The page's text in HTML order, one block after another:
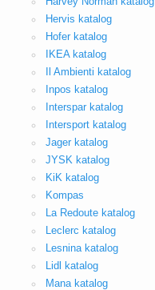
Hervis katalog
Hofer katalog
IKEA katalog
Il Ambienti katalog
Inpos katalog
Interspar katalog
Intersport katalog
Jager katalog
JYSK katalog
KiK katalog
Kompas
La Redoute katalog
Leclerc katalog
Lesnina katalog
Lidl katalog
Mana katalog